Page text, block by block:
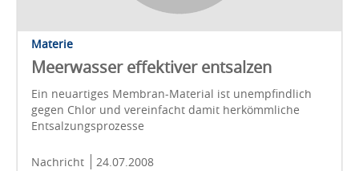
Materie
Meerwasser effektiver entsalzen
Ein neuartiges Membran-Material ist unempfindlich
gegen Chlor und vereinfacht damit herkömmliche
Entsalzungsprozesse
Nachricht 24.07.2008